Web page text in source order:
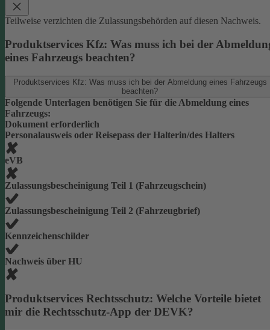
Teilweise verzichten die Zulassungsbehörden auf diesen Nachweis.
Produktservices Kfz: Was muss ich bei der
eines Fahrzeugs beachten?
Produktservices Kfz: Was muss ich bei der Abmeldung eines Fahrzeugs
beachten?
Folgende Unterlagen benötigen Sie für die Abmeldung eines
Fahrzeugs:
Dokument erforderlich
Personalausweis oder Reisepass der Halterin/des Halters
eVB
Zulassungsbescheinigung Teil 1 (Fahrzeugschein)
Zulassungsbescheinigung Teil 2 (Fahrzeugbrief)
Kennzeichenschilder
Nachweis über HU
Produktservices Rechtsschutz: Welche Vorteile bietet
mir die Rechtsschutz-App der DEVK?